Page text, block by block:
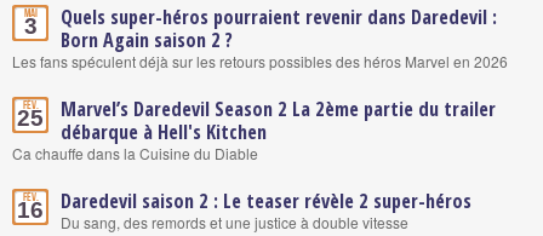
Mai
3
Quels super-héros pourraient revenir dans Daredevil :
Born Again saison 2 ?
Les fans spéculent déjà sur les retours possibles des héros Marvel en 2026
Fév.
25
Marvel’s Daredevil Season 2 La 2ème partie du trailer
débarque à Hell's Kitchen
Ca chauffe dans la Cuisine du Diable
Fév.
16 Daredevil saison 2 : Le teaser révèle 2 super-héros
Du sang, des remords et une justice à double vitesse